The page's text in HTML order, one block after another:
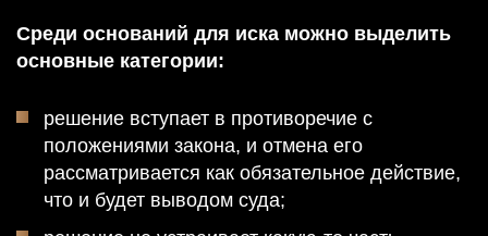
Среди оснований для иска можно выделить
основные категории:
решение вступает в противоречие с
положениями закона, и отмена его
рассматривается как обязательное действие,
что и будет выводом суда;